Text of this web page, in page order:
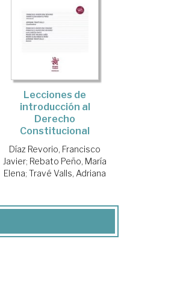
Lecciones de
introducción al
Derecho
Constitucional
Díaz Revorio, Francisco
Javier; Rebato Peño, María
Elena;Travé Valls, Adriana